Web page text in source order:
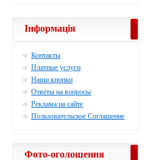
Інформація
Контакты
Платные услуги
Наши кнопки
Ответы на вопросы
Реклама на сайте
Пользовательское Соглашение
Фото-оголошення